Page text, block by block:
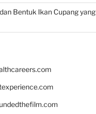
Bentuk Ikan Cupang yang